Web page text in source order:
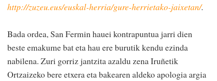
http://zuzeu.eus/euskal-herria/gure-herrietako-jaixetan/.
Bada ordea, San Fermin hauei kontrapuntua jarri dien
beste emakume bat eta hau ere burutik kendu ezinda
nabilena. Zuri gorriz jantzita azaldu zena Iruñetik
Ortzaizeko bere etxera eta bakearen aldeko apologia argia